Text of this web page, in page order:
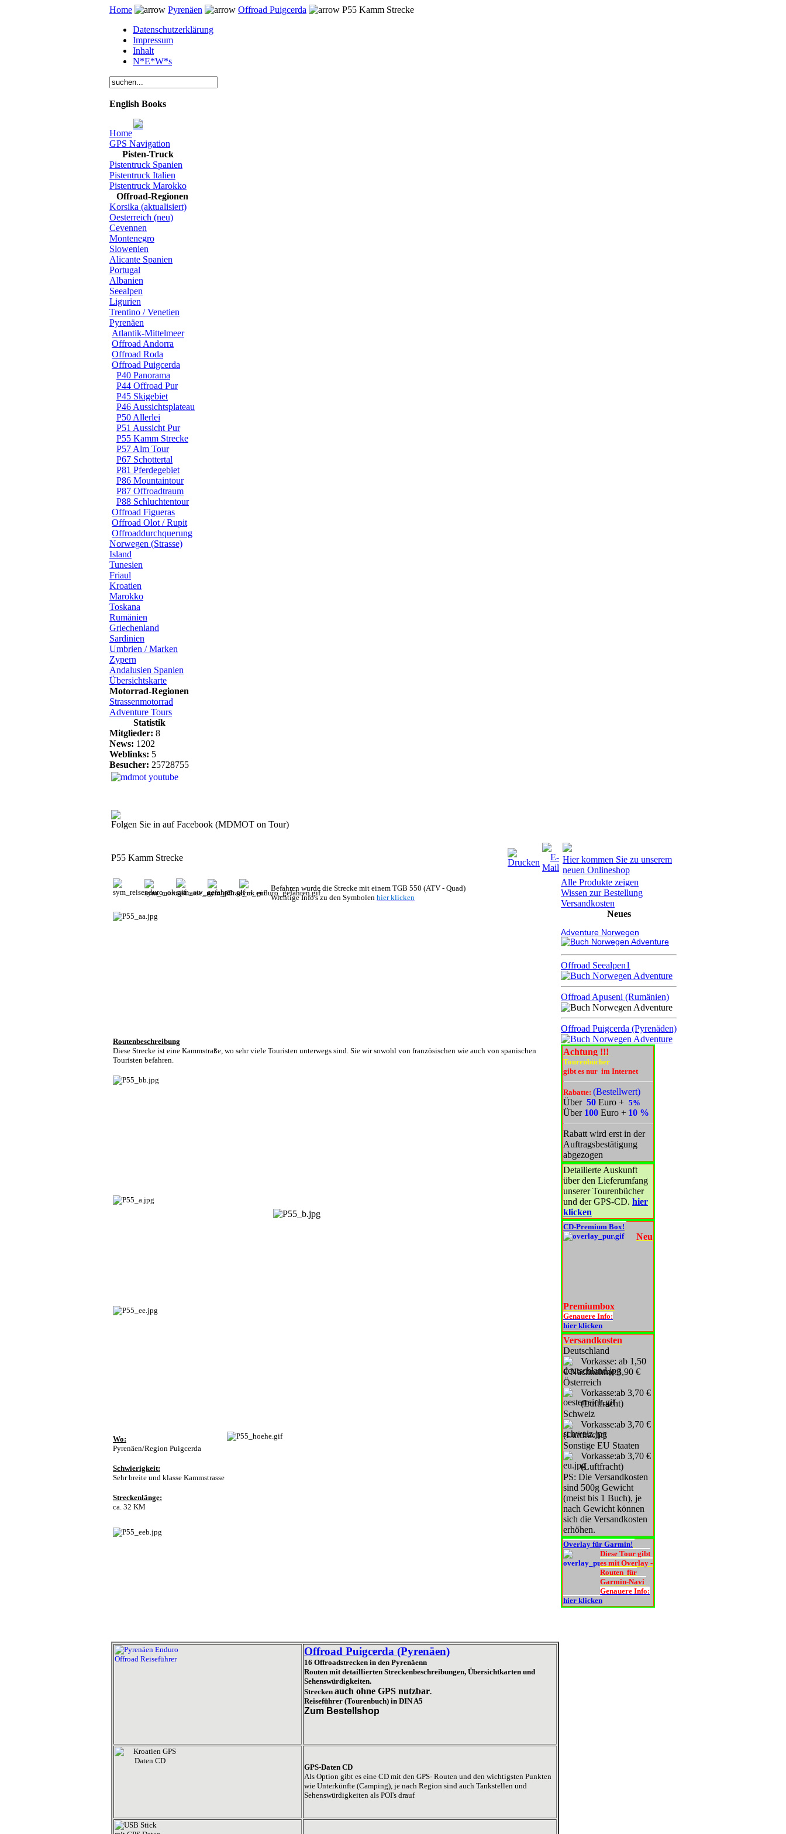
Home Pyrenäen Offroad Puigcerda
P55 Kamm Strecke
Datenschutzerklärung
Impressum
Inhalt
N*E*W*s
English Books
Home
GPS Navigation
Pisten-Truck
Pistentruck Spanien
Pistentruck Italien
Pistentruck Marokko
Offroad-Regionen
Korsika (aktualisiert)
Oesterreich (neu)
Cevennen
Montenegro
Slowenien
Alicante Spanien
Portugal
Albanien
Seealpen
Ligurien
Trentino / Venetien
Pyrenäen
Atlantik-Mittelmeer
Offroad Andorra
Offroad Roda
Offroad Puigcerda
P40 Panorama
P44 Offroad Pur
P45 Skigebiet
P46 Aussichtsplateau
P50 Allerlei
P51 Aussicht Pur
P55 Kamm Strecke
P57 Alm Tour
P67 Schottertal
P81 Pferdegebiet
P86 Mountaintour
P87 Offroadtraum
P88 Schluchtentour
Offroad Figueras
Offroad Olot / Rupit
Offroaddurchquerung
Norwegen (Strasse)
Island
Tunesien
Friaul
Kroatien
Marokko
Toskana
Rumänien
Griechenland
Sardinien
Umbrien / Marken
Zypern
Andalusien Spanien
Übersichtskarte
Motorrad-Regionen
Strassenmotorrad
Adventure Tours
Statistik
Mitglieder: 8
News: 1202
Weblinks: 5
Besucher: 25728755
Folgen Sie in auf Facebook (MDMOT on Tour)
P55 Kamm Strecke
Befahren wurde die Strecke mit einem TGB 550 (ATV - Quad)
Wichtige Info's zu den Symbolen hier klicken
Routenbeschreibung
Diese Strecke ist eine Kammstraße, wo sehr viele Touristen unterwegs sind. Sie wir sowohl von französischen wie auch von spanischen
Touristen befahren.
Wo:
Pyrenäen/Region Puigcerda
Schwierigkeit:
Sehr breite und klasse Kammstrasse
Streckenlänge:
ca. 32 KM
Offroad Puigcerda (Pyrenäen)
16 Offroadstrecken in den Pyrenäenn
Routen mit detaillierten Streckenbeschreibungen, Übersichtkarten und
Sehenswürdigkeiten.
Strecken auch ohne GPS nutzbar.
Reiseführer (Tourenbuch) in DIN A5
Zum Bestellshop
GPS-Daten CD
Als Option gibt es eine CD mit den GPS- Routen und den wichtigsten Punkten
wie Unterkünfte (Camping), je nach Region sind auch Tankstellen und
Sehenswürdigkeiten als POI's drauf
Hier kommen Sie zu unserem
neuen Onlineshop
Alle Produkte zeigen
Wissen zur Bestellung
Versandkosten
Neues
Adventure Norwegen
Offroad Seealpen1
Offroad Apuseni (Rumänien)
Offroad Puigcerda (Pyrenäden)
Achtung !!!
Tourenbücher
gibt es nur im Internet
Rabatte: (Bestellwert)
Über 50 Euro + 5%
Über 100 Euro + 10 %
Rabatt wird erst in der
Auftragsbestätigung
abgezogen
Detailierte Auskunft
über den Lieferumfang
unserer Tourenbücher
und der GPS-CD. hier
klicken
CD-Premium Box!
Neu
Premiumbox
Genauere Info:
hier klicken
Versandkosten
Deutschland
Vorkasse: ab 1,50
€ Nachnahme:3,90 €
Österreich
Vorkasse:ab 3,70 €
(Luftfracht)
Schweiz
Vorkasse:ab 3,70 €
(Luftfracht)
Sonstige EU Staaten
Vorkasse:ab 3,70 €
(Luftfracht)
PS: Die Versandkosten
sind 500g Gewicht
(meist bis 1 Buch), je
nach Gewicht können
sich die Versandkosten
erhöhen.
Overlay für Garmin!
Diese Tour gibt
es mit Overlay -
Routen für
Garmin-Navi
Genauere Info:
hier klicken